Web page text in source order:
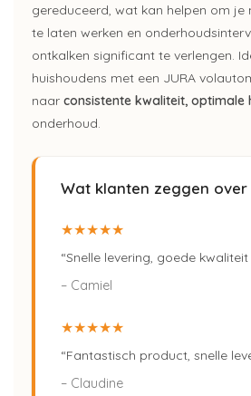
gereduceerd, wat kan helpen om je
te laten werken en
ontkalken significant te verlengen.
huishoudens met een JURA
naar consistente kwaliteit, optimale
onderhoud.
Wat klanten zeggen
★★★★★
“Snelle levering, goede kwaliteit
– Camiel
★★★★★
“Fantastisch product, snelle
– Claudine